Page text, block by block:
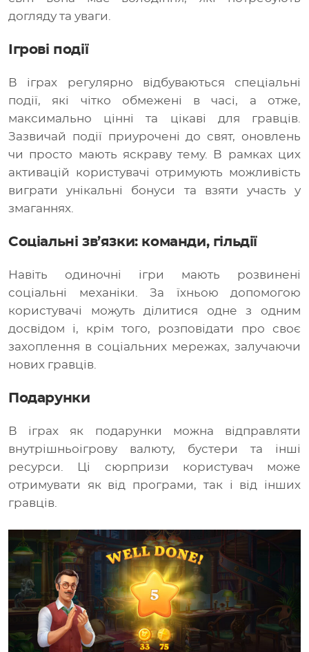
догляду та уваги.
Ігрові події
В іграх регулярно відбуваються спеціальні
події, які чітко обмежені в часі, а отже,
максимально цінні та цікаві для гравців.
Зазвичай події приурочені до свят, оновлень
чи просто мають яскраву тему. В рамках цих
активацій користувачі отримують можливість
виграти унікальні бонуси та взяти участь у
змаганнях.
Соціальні зв’язки: команди, гільдії
Навіть одиночні ігри мають розвинені
соціальні механіки. За їхньою допомогою
користувачі можуть ділитися одне з одним
досвідом і, крім того, розповідати про своє
захоплення в соціальних мережах, залучаючи
нових гравців.
Подарунки
В іграх як подарунки можна відправляти
внутрішньоігрову валюту, бустери та інші
ресурси. Ці сюрпризи користувач може
отримувати як від програми, так і від інших
гравців.